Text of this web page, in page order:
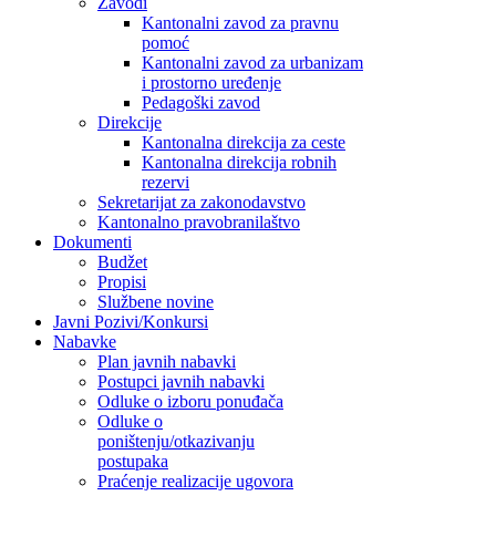
Kantonalni zavod za pravnu
pomoć
Kantonalni zavod za urbanizam
i prostorno uređenje
Pedagoški zavod
Direkcije
Kantonalna direkcija za ceste
Kantonalna direkcija robnih
rezervi
Sekretarijat za zakonodavstvo
Kantonalno pravobranilaštvo
Dokumenti
Budžet
Propisi
Službene novine
Javni Pozivi/Konkursi
Nabavke
Plan javnih nabavki
Postupci javnih nabavki
Odluke o izboru ponuđača
Odluke o
poništenju/otkazivanju
postupaka
Praćenje realizacije ugovora